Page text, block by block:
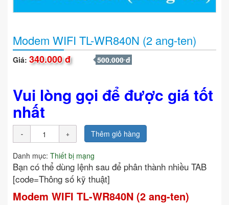
Modem WIFI TL-WR840N (2 ang-ten)
Giá: 340.000 đ 500.000 đ
Vui lòng gọi để được giá tốt
nhất
Thêm giỏ hàng
Danh mục: Thiết bị mạng
Bạn có thể dùng lệnh sau để phân thành nhiều TAB
[code=Thông số kỹ thuật]
Modem WIFI TL-WR840N (2 ang-ten)